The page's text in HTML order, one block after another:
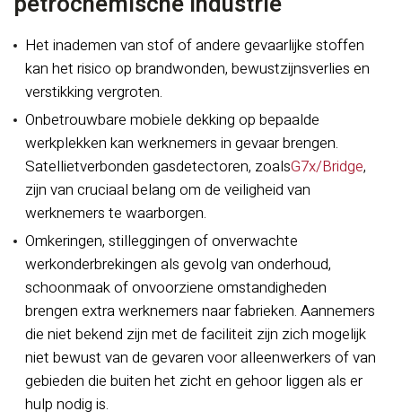
Het inademen van stof of andere gevaarlijke stoffen
kan het risico op brandwonden, bewustzijnsverlies en
verstikking vergroten.
Onbetrouwbare mobiele dekking op bepaalde
werkplekken kan werknemers in gevaar brengen.
Satellietverbonden gasdetectoren, zoalsG7x/Bridge,
zijn van cruciaal belang om de veiligheid van
werknemers te waarborgen.
Omkeringen, stilleggingen of onverwachte
werkonderbrekingen als gevolg van onderhoud,
schoonmaak of onvoorziene omstandigheden
brengen extra werknemers naar fabrieken. Aannemers
die niet bekend zijn met de faciliteit zijn zich mogelijk
niet bewust van de gevaren voor alleenwerkers of van
gebieden die buiten het zicht en gehoor liggen als er
hulp nodig is.